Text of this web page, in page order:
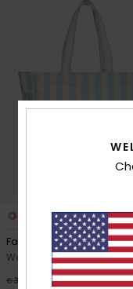
Fairy Beach
Women Blue Tote Bag
€ 35,00 55%